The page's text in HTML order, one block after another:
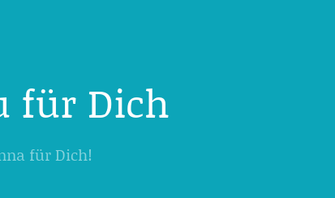
für Dich
für Dich!